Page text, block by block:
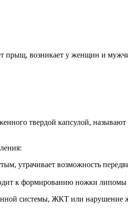
возникает у женщин и
твердой капсулой,
утрачивает возможность
к формированию ножки липомы
системы, ЖКТ или нарушение